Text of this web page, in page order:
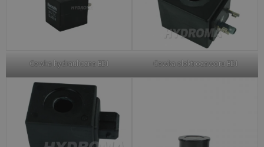
Cewka hydrauliczna EDI Cewka elektrozaworu EDI